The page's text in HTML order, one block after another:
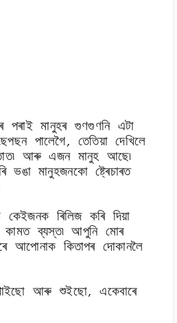
পৰাই মানুহৰ গুণগুণনি এটা
পালেগৈ,তেতিয়া দেখিলে
আৰু এজন মানুহ আছে৷
ভঙা মানুহজনকো ষ্ট্ৰেচাৰত
কেইজনক ৰিলিজ কৰি দিয়া
ব্যস্ত৷ আপুনি মোৰ
আপোনাক কিতাপৰ দোকানলৈ
আৰু শুইছো,একেবাৰে